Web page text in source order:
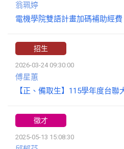
翁珮婷
電機學院雙語計畫加碼補助經費
招生
2026-03-24 09:30:00
傅星蕙
【正、備取生】115學年度台
徵才
2025-05-13 15:08:30